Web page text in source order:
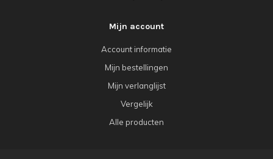
Mijn account
Account informatie
Mijn bestellingen
Mijn verlanglijst
Vergelijk
Alle producten